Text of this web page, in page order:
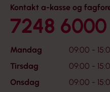
Kontakt a-kasse og
7248 6000
Mandag
09:00 -
Tirsdag
09:00 -
Onsdag
09:00 -